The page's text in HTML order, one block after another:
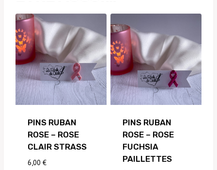
PINS RUBAN
ROSE – ROSE
CLAIR STRASS
6,00 €
PINS RUBAN
ROSE – ROSE
FUCHSIA
PAILLETTES